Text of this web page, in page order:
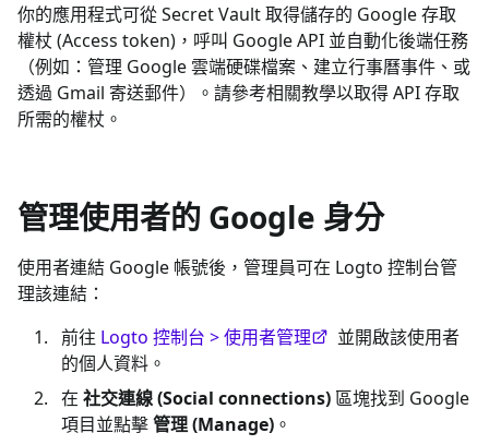
你的應用程式可從 Secret Vault 取得儲存的 Google 存取
權杖 (Access token)，呼叫 Google API 並自動化後端任務
（例如：管理 Google 雲端硬碟檔案、建立行事曆事件、或
透過 Gmail 寄送郵件）。請參考相關教學以取得 API 存取
所需的權杖。
管理使用者的 Google 身分
使用者連結 Google 帳號後，管理員可在 Logto 控制台管
理該連結：
前往 Logto 控制台 > 使用者管理
並開啟該使用者
的個人資料。
在 社交連線 (Social connections) 區塊找到 Google
項目並點擊管理 (Manage) 。